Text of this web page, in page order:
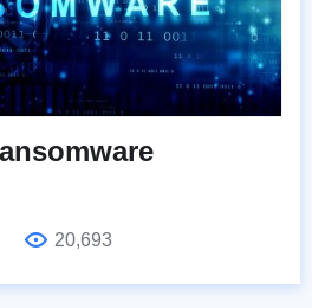
20,693